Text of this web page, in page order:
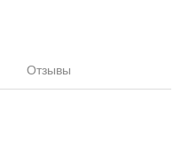
Отзывы